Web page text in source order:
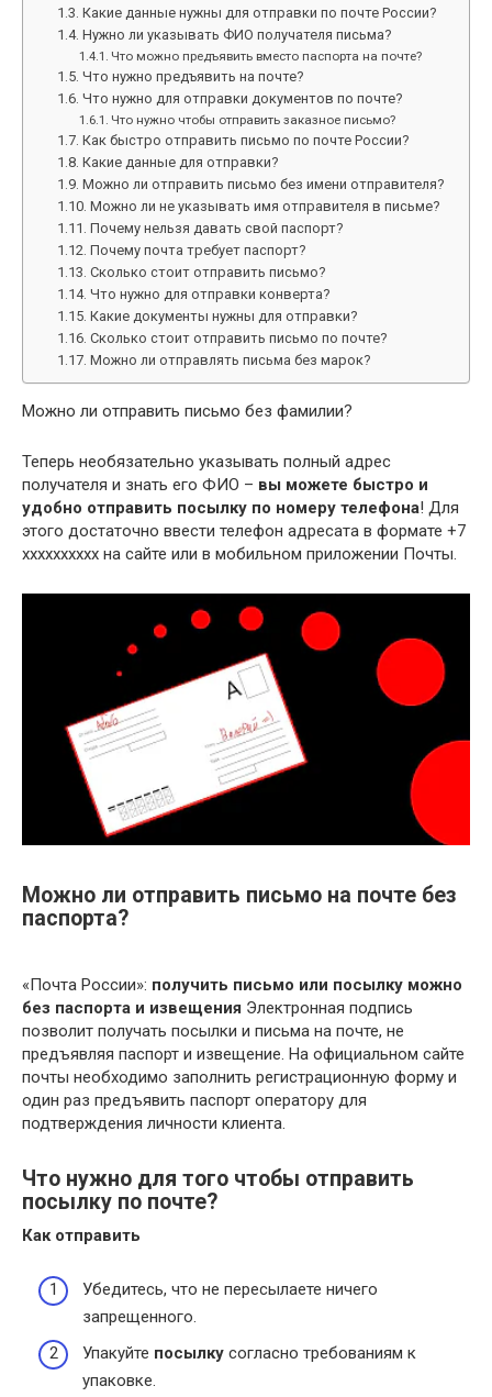
Какие данные нужны для отправки по почте России?
Нужно ли указывать ФИО получателя письма?
Что можно предъявить вместо паспорта на почте?
Что нужно предъявить на почте?
Что нужно для отправки документов по почте?
Что нужно чтобы отправить заказное письмо?
Как быстро отправить письмо по почте России?
Какие данные для отправки?
Можно ли отправить письмо без имени отправителя?
Можно ли не указывать имя отправителя в письме?
Почему нельзя давать свой паспорт?
Почему почта требует паспорт?
Сколько стоит отправить письмо?
Что нужно для отправки конверта?
Какие документы нужны для отправки?
Сколько стоит отправить письмо по почте?
Можно ли отправлять письма без марок?
Можно ли отправить письмо без фамилии?
Теперь необязательно указывать полный адрес
получателя и знать его ФИО – вы можете быстро и
удобно отправить посылку по номеру телефона! Для
этого достаточно ввести телефон адресата в формате +7
хххххххххх на сайте или в мобильном приложении Почты.
Можно ли отправить письмо на почте без
паспорта?
«Почта России»: получить письмо или посылку можно
без паспорта и извещения Электронная подпись
позволит получать посылки и письма на почте, не
предъявляя паспорт и извещение. На официальном сайте
почты необходимо заполнить регистрационную форму и
один раз предъявить паспорт оператору для
подтверждения личности клиента.
Что нужно для того чтобы отправить
посылку по почте?
Как отправить
Убедитесь, что не пересылаете ничего
запрещенного.
Упакуйте посылку согласно требованиям к
упаковке.